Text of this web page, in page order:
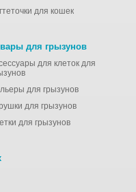
для кошек
для грызунов
для клеток для
для грызунов
для грызунов
для грызунов